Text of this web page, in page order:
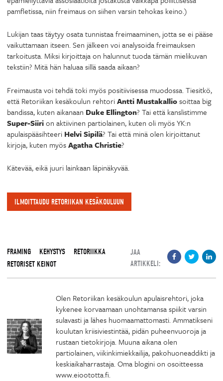
pamfletissa, niin freimaus on siihen varsin tehokas keino.)
Lukijan taas täytyy osata tunnistaa freimaaminen, jotta se ei pääse
vaikuttamaan itseen. Sen jälkeen voi analysoida freimauksen
tarkoitusta. Miksi kirjoittaja on halunnut tuoda tämän mielikuvan
tekstiin? Mitä hän haluaa sillä saada aikaan?
Freimausta voi tehdä toki myös positiivisessa muodossa. Tiesitkö,
että Retoriikan kesäkoulun rehtoriAntti Mustakalliosoittaa big
bandissa, kuten aikanaan Duke Ellington? Tai että kanslistimme
Super-Siirion aktiivinen partiolainen, kuten oli myös YK:n
apulaispääsihteeri Helvi Sipilä? Tai että minä olen kirjoittanut
kirjoja, kuten myösAgatha Christie?
Kätevää, eikä juuri lainkaan läpinäkyvää.
ILMOITTAUDU RETORIIKAN KESÄKOULUUN
FRAMING KEHYSTYS
RETORIIKKA
RETORISET KEINOT
JAA
ARTIKKELI:
Olen Retoriikan kesäkoulun apulaisrehtori, joka
kykenee korvaamaan unohtamansa spiikit varsin
sulavasti ja lähes huomaamattomasti. Ammatikseni
koulutan kriisiviestintää, pidän puheenvuoroja ja
rustaan tietokirjoja. Muuna aikana olen
partiolainen, viikinkimiekkailija, pakohuoneaddikti ja
keskiaikaharrastaja. Oma blogini on osoitteessa
www.eioototta.fi.